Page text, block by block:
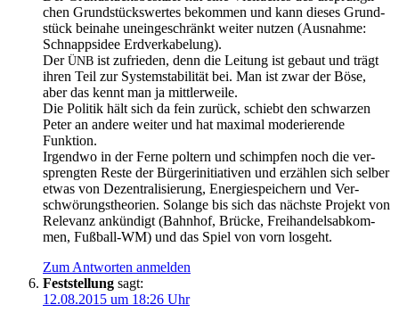
chen Grund­stücks­wer­tes bekom­men und kann die­ses Grund­
stück bei­na­he unein­ge­schränkt wei­ter nut­zen (Aus­nah­me:
Schnapps­idee Erdverkabelung).
DerÜNB ist zufrie­den, denn die Lei­tung ist gebaut und trägt
ihren Teil zur Sys­tem­sta­bi­li­tät bei. Man ist zwar der Böse,
aber das kennt man ja mittlerweile.
Die Poli­tik hält sich da fein zurück, schiebt den schwar­zen
Peter an ande­re wei­ter und hat maxi­mal mode­rie­ren­de
Funktion.
Irgend­wo in der Fer­ne pol­tern und schimp­fen noch die ver­
spreng­ten Res­te der Bür­ger­initia­ti­ven und erzäh­len sich sel­ber
etwas von Dezen­tra­li­sie­rung, Ener­gie­spei­chern und Ver­
schwö­rungs­theo­rien. Solan­ge bis sich das nächs­te Pro­jekt von
Rele­vanz ankün­digt (Bahn­hof, Brü­cke, Frei­han­dels­ab­kom­
men, Fuß­ball-WM) und das Spiel von vorn losgeht.
Zum Antworten anmelden
Feststellung sagt:
12.08.2015 um 18:26 Uhr